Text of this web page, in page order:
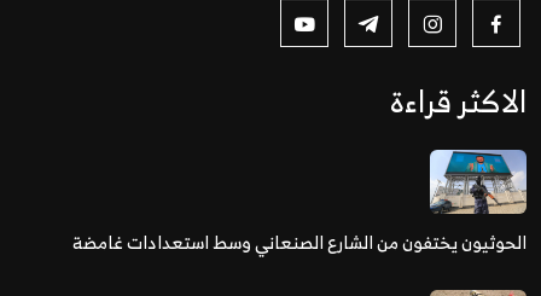
الاكثر قراءة
الحوثيون يختفون من الشارع الصنعاني وسط استعدادات غامضة